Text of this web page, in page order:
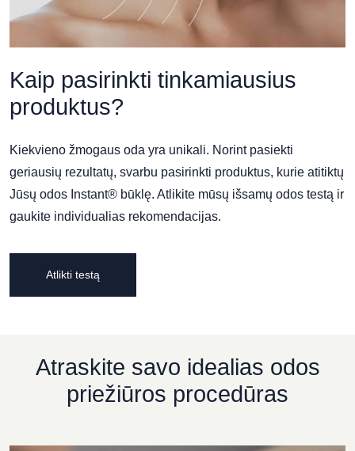
Kaip pasirinkti tinkamiausius
produktus?
Kiekvieno žmogaus oda yra unikali. Norint pasiekti
geriausių rezultatų, svarbu pasirinkti produktus, kurie atitiktų
Jūsų odos Instant® būklę. Atlikite mūsų išsamų odos testą ir
gaukite individualias rekomendacijas.
Atlikti testą
Atraskite savo idealias odos
priežiūros procedūras